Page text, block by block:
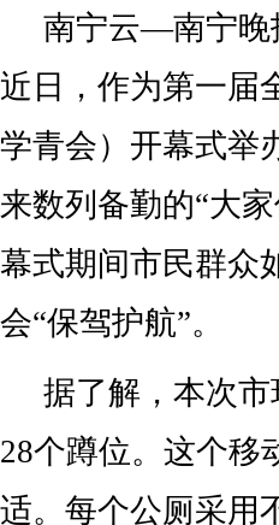
南宁云—南宁晚
近日，作为第一届
学青会）开幕式举
来数列备勤的“大
幕式期间市民群众
会“保驾护航”。
据了解，本次
28个蹲位。这个移
适。每个公厕采用